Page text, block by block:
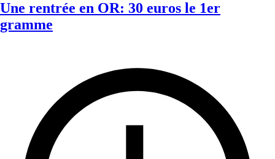
Une rentrée en OR: 30 euros le 1er
gramme